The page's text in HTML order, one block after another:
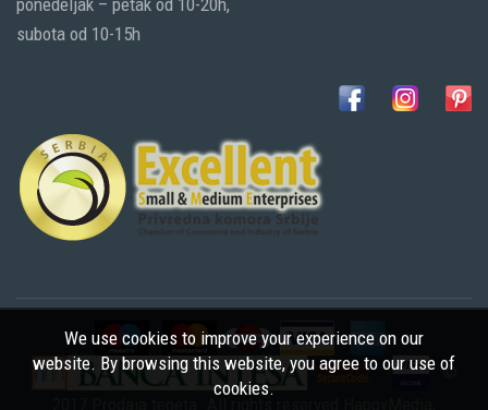
subota od 10-15h
©
We use cookies to improve your experience on our
website. By browsing this website, you agree to our use of
cookies.